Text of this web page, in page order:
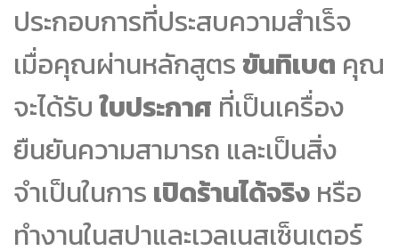
ประกอบการที่ประสบความสำเร็จ
เมื่อคุณผ่านหลักสูตรขันทิเบต คุณ
จะได้รับใบประกาศ ที่เป็นเครื่อง
ยืนยันความสามารถ และเป็นสิ่ง
จำเป็นในการ เปิดร้านได้จริง หรือ
ทำงานในสปาและเวลเนสเซ็นเตอร์